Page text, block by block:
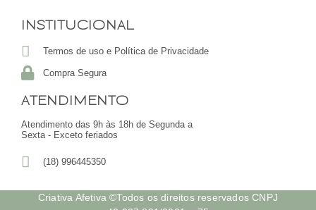
INSTITUCIONAL
Termos de uso e Política de Privacidade
Compra Segura
ATENDIMENTO
Atendimento das 9h às 18h de Segunda a
Sexta - Exceto feriados
(18) 996445350
Criativa Afetiva ©Todos os direitos reservados CNPJ